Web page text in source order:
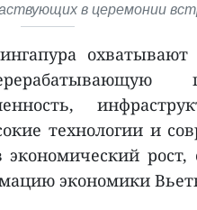
в церемонии
технологии и
рост,
экономики